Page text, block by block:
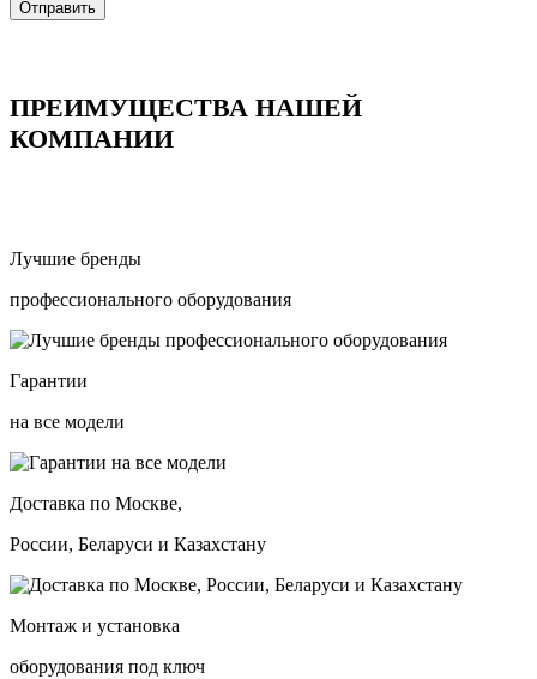
ПРЕИМУЩЕСТВА НАШЕЙ
КОМПАНИИ
Лучшие бренды
профессионального оборудования
Гарантии
на все модели
Доставка по Москве,
России, Беларуси и Казахстану
Монтаж и установка
оборудования под ключ